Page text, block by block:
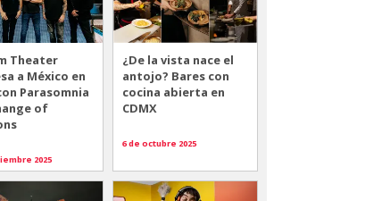
Theater
a México en
Parasomnia
of
2025
¿De la vista nace el
antojo? Bares con
cocina abierta en
CDMX
6 de octubre 2025